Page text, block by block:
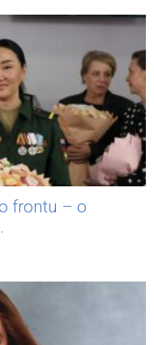
frontu – o